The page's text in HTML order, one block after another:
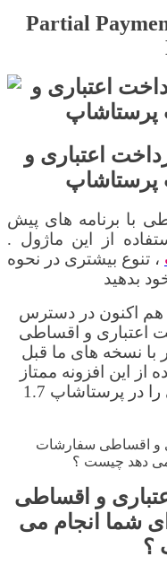
Partial
اعتباری و
با برنامه های پیش
. با استفاده از این ماژول
، تنوع بیشتری در نحوه
هم اکنون در دسترس
اعتباری و اقساطی
با نسخه های ما قبل
از این افزونه ممتاز
قابلیت پرداخت اعتباری و قسطی را در پرستاشاپ 1.7
و اقساطی
شما انجام می
؟